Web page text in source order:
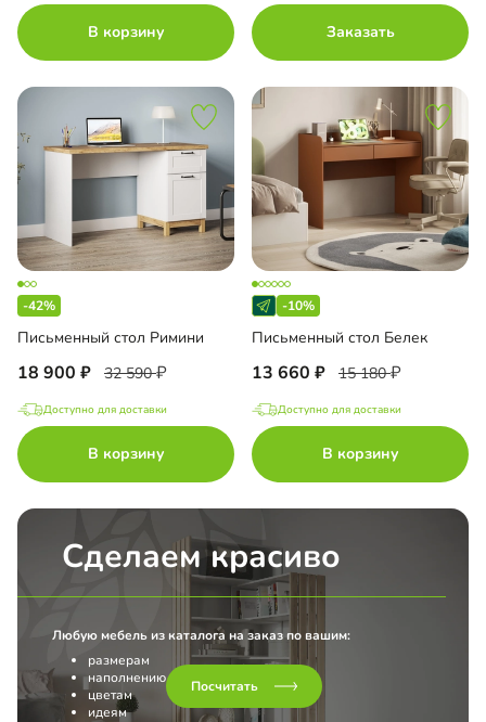
В корзину Заказать
-42%
Письменный стол Римини
18 900 32 590
Доступно для доставки
В корзину
-10%
Письменный стол Белек
13 660 15 180
Доступно для доставки
В корзину
Сделаем красиво
Любую мебель из каталога на заказ по вашим:
размерам
наполнению
цветам
идеям
Посчитать